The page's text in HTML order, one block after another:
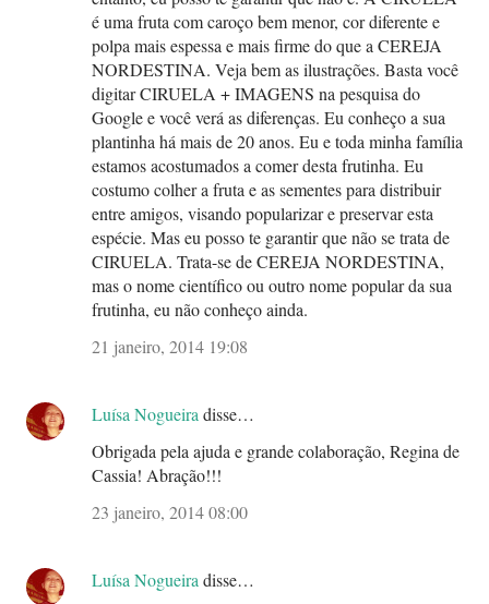
é uma fruta com caroço bem menor, cor diferente e
polpa mais espessa e mais firme do que a CEREJA
NORDESTINA. Veja bem as ilustrações. Basta você
digitar CIRUELA + IMAGENS na pesquisa do
Google e você verá as diferenças. Eu conheço a sua
plantinha há mais de 20 anos. Eu e toda minha família
estamos acostumados a comer desta frutinha. Eu
costumo colher a fruta e as sementes para distribuir
entre amigos, visando popularizar e preservar esta
espécie. Mas eu posso te garantir que não se trata de
CIRUELA. Trata-se de CEREJA NORDESTINA,
mas o nome científico ou outro nome popular da sua
frutinha, eu não conheço ainda.
21 janeiro, 2014 19:08
Luísa Nogueiradisse…
Obrigada pela ajuda e grande colaboração, Regina de
Cassia! Abração!!!
23 janeiro, 2014 08:00
Luísa Nogueiradisse…